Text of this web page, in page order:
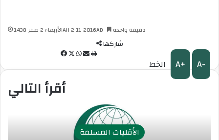
الأربعاء 2 صفر 1438AH 2-11-2016AD دقيقة واحدة
شاركها
فيسبوك
‫X واتسابمشاركة
البريد
طباعة
الخط A+ A-
أقرأ التالي
الأقليات المسلمة